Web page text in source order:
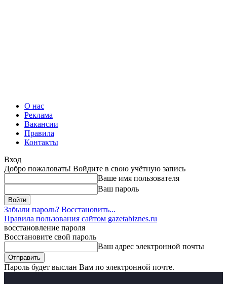
О нас
Реклама
Вакансии
Правила
Контакты
Вход
Добро пожаловать! Войдите в свою учётную запись
Ваше имя пользователя
Ваш пароль
Забыли пароль? Восстановить...
Правила пользования сайтом gazetabiznes.ru
восстановление пароля
Восстановите свой пароль
Ваш адрес электронной почты
Пароль будет выслан Вам по электронной почте.